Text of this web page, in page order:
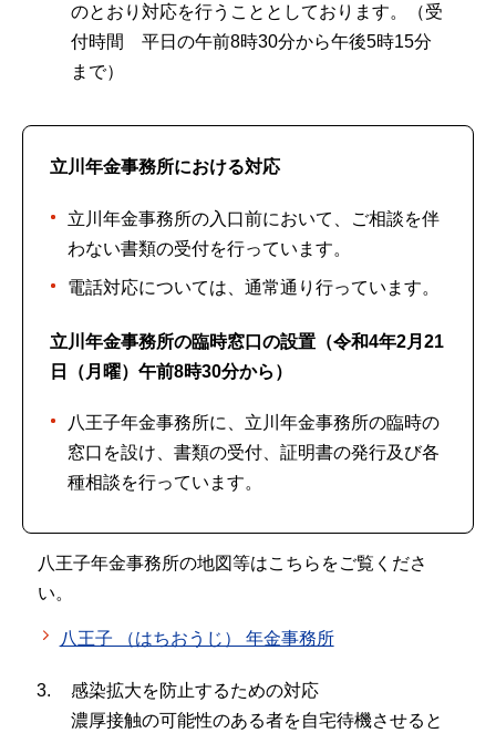
のとおり対応を行うこととしております。（受
付時間 平日の午前8時30分から午後5時15分
まで）
立川年金事務所における対応
立川年金事務所の入口前において、ご相談を伴
わない書類の受付を行っています。
電話対応については、通常通り行っています。
立川年金事務所の臨時窓口の設置（令和4年2月21
日（月曜）午前8時30分から）
八王子年金事務所に、立川年金事務所の臨時の
窓口を設け、書類の受付、証明書の発行及び各
種相談を行っています。
八王子年金事務所の地図等はこちらをご覧くださ
い。
八王子 （はちおうじ） 年金事務所
感染拡大を防止するための対応
濃厚接触の可能性のある者を自宅待機させると